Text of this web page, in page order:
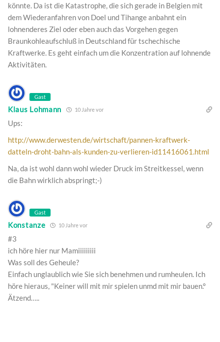
könnte. Da ist die Katastrophe, die sich gerade in Belgien mit
dem Wiederanfahren von Doel und Tihange anbahnt ein
lohnenderes Ziel oder eben auch das Vorgehen gegen
Braunkohleaufschluß in Deutschland für tschechische
Kraftwerke. Es geht einfach um die Konzentration auf lohnende
Aktivitäten.
Gast
Klaus Lohmann 10 Jahre vor
Ups:
http://www.derwesten.de/wirtschaft/pannen-kraftwerk-
datteln-droht-bahn-als-kunden-zu-verlieren-id11416061.html
Na, da ist wohl dann wohl wieder Druck im Streitkessel, wenn
die Bahn wirklich abspringt;-)
Gast
Konstanze 10 Jahre vor
#3
ich höre hier nur Mamiiiiiiiii
Was soll des Geheule?
Einfach unglaublich wie Sie sich benehmen und rumheulen. Ich
höre hieraus, "Keiner will mit mir spielen unmd mit mir bauen.°
Ätzend…..